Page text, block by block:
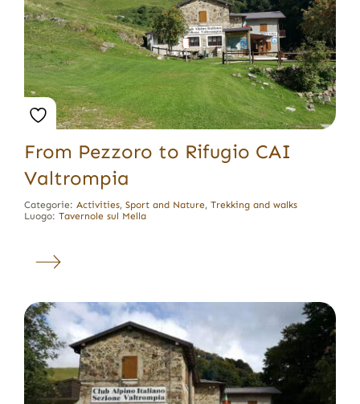
From Pezzoro to Rifugio CAI
Valtrompia
Categorie: Activities, Sport and Nature, Trekking and walks
Luogo: Tavernole sul Mella